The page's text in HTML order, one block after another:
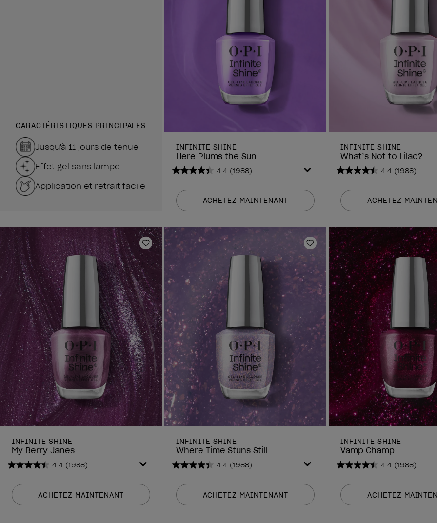
CARACTÉRISTIQUES PRINCIPALES
Jusqu'à 11 jours de tenue
Effet gel sans lampe
Application et retrait facile
INFINITE SHINE
Here Plums the Sun
4.4 (1988)
4.4
5
étoiles.
avis
ACHETEZ MAINTENANT
INFINITE SHINE
What’s Not to Lilac?
4.4 (1988)
4.4
5
étoiles.
avis
ACHETEZ
Ajouter aux favoris
INFINITE SHINE
My Berry Janes
4.4 (1988)
4.4
5
étoiles.
ACHETEZ MAINTENANT
Ajouter aux favoris
INFINITE SHINE
Where Time Stuns Still
4.4 (1988)
4.4
5
étoiles.
ACHETEZ MAINTENANT
INFINITE SHINE
Vamp Champ
4.4 (1988)
4.4
5
étoiles.
ACHETEZ